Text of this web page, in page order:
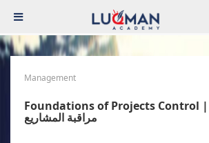
Management
Foundations of Projects Control | أسس ومهام
مراقبة المشاريع